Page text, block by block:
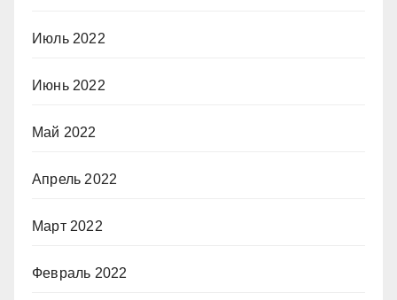
Июль 2022
Июнь 2022
Май 2022
Апрель 2022
Март 2022
Февраль 2022